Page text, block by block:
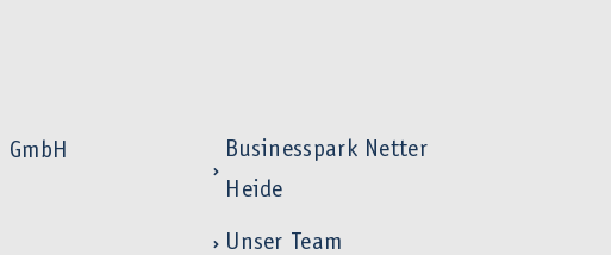
Businesspark Netter
Heide
Unser Team